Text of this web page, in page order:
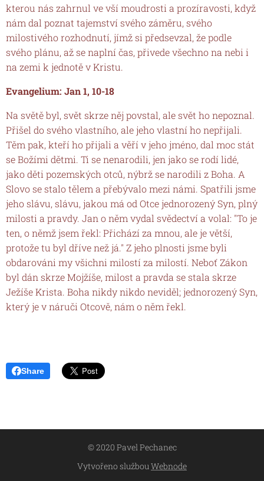
kterou nás zahrnul ve vší moudrosti a prozíravosti, když
nám dal poznat tajemství svého záměru, svého
milostivého rozhodnutí, jímž si předsevzal, že podle
svého plánu, až se naplní čas, přivede všechno na nebi i
na zemi k jednotě v Kristu.
Evangelium: Jan 1, 10-18
Na světě byl, svět skrze něj povstal, ale svět ho nepoznal.
Přišel do svého vlastního, ale jeho vlastní ho nepřijali.
Těm pak, kteří ho přijali a věří v jeho jméno, dal moc stát
se Božími dětmi. Ti se nenarodili, jen jako se rodí lidé,
jako děti pozemských otců, nýbrž se narodili z Boha. A
Slovo se stalo tělem a přebývalo mezi námi. Spatřili jsme
jeho slávu, slávu, jakou má od Otce jednorozený Syn, plný
milosti a pravdy. Jan o něm vydal svědectví a volal: "To je
ten, o němž jsem řekl: Přichází za mnou, ale je větší,
protože tu byl dříve než já." Z jeho plnosti jsme byli
obdarováni my všichni milostí za milostí. Neboť Zákon
byl dán skrze Mojžíše, milost a pravda se stala skrze
Ježíše Krista. Boha nikdy nikdo neviděl; jednorozený Syn,
který je v náruči Otcově, nám o něm řekl.
Share
© 2020 Pavel Pechanec
Vytvořeno službouWebnode